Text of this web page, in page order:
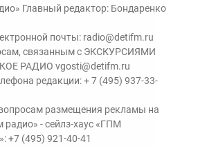
Главный редактор: Бондаренко
почты: radio@detifm.ru
связанным с ЭКСКУРСИЯМИ
РАДИО vgosti@detifm.ru
редакции:+ 7 (495) 937-33-
размещения рекламы на
радио» - сейлз-хаус «ГПМ
+7 (495) 921-40-41